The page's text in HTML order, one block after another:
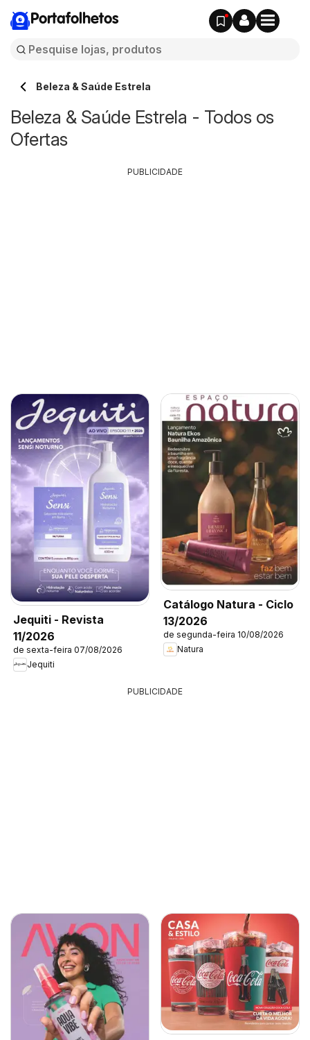
Portafolhetos
Beleza & Saúde Estrela
Beleza & Saúde Estrela - Todos os
Ofertas
Jequiti - Revista
11/2026
de sexta-feira 07/08/2026
Jequiti
Catálogo Natura - Ciclo
13/2026
de segunda-feira 10/08/2026
Natura
PUBLICIDADE
PUBLICIDADE